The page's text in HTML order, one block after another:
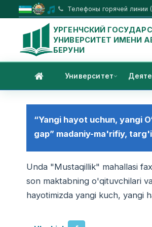
Телефоны горячей
УРГЕНЧСКИЙ
УНИВЕРСИТЕТ ИМЕНИ
БЕРУНИ
Университет
“Yangi hayot uchun, yangi
gap” madaniy-ma'rifiy,
Unda "Mustaqillik" mahallasi
son maktabning o'qituvchilari
hayotimizda yangi kuch, yangi